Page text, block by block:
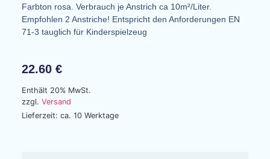
Farbton rosa. Verbrauch je Anstrich ca 10m²/Liter.
Empfohlen 2 Anstriche! Entspricht den Anforderungen EN
71-3 tauglich für Kinderspielzeug
22.60 €
Enthält 20% MwSt.
zzgl. Versand
Lieferzeit: ca. 10 Werktage